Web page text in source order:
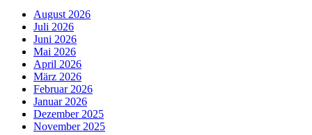
August 2026
Juli 2026
Juni 2026
Mai 2026
April 2026
März 2026
Februar 2026
Januar 2026
Dezember 2025
November 2025